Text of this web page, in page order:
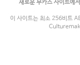
새로운 무카스 사이트에
이 사이트는 최소 256비트